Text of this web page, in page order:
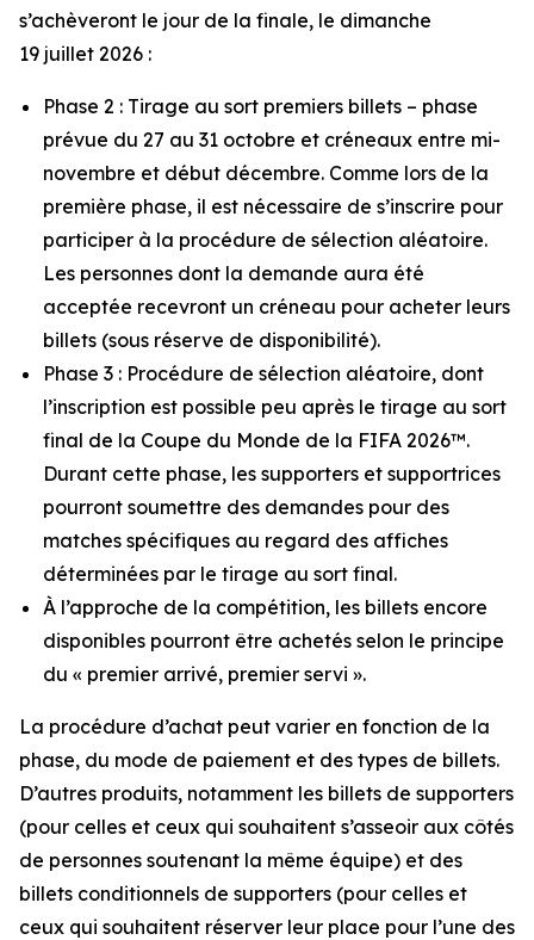
s’achèveront le jour de la finale, le dimanche
19 juillet 2026 :
Phase 2 : Tirage au sort premiers billets – phase
prévue du 27 au 31 octobre et créneaux entre mi-
novembre et début décembre. Comme lors de la
première phase, il est nécessaire de s’inscrire pour
participer à la procédure de sélection aléatoire.
Les personnes dont la demande aura été
acceptée recevront un créneau pour acheter leurs
billets (sous réserve de disponibilité).
Phase 3 : Procédure de sélection aléatoire, dont
l’inscription est possible peu après le tirage au sort
final de la Coupe du Monde de la FIFA 2026™.
Durant cette phase, les supporters et supportrices
pourront soumettre des demandes pour des
matches spécifiques au regard des affiches
déterminées par le tirage au sort final.
À l’approche de la compétition, les billets encore
disponibles pourront être achetés selon le principe
du « premier arrivé, premier servi ».
La procédure d’achat peut varier en fonction de la
phase, du mode de paiement et des types de billets.
D’autres produits, notamment les billets de supporters
(pour celles et ceux qui souhaitent s’asseoir aux côtés
de personnes soutenant la même équipe) et des
billets conditionnels de supporters (pour celles et
ceux qui souhaitent réserver leur place pour l’une des